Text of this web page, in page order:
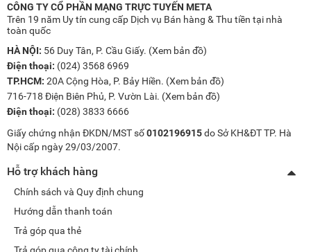
CÔNG TY CỔ PHẦN MẠNG TRỰC TUYẾN META
Trên 19 năm Uy tín cung cấp Dịch vụ Bán hàng & Thu tiền tại nhà
toàn quốc
HÀ NỘI: 56 Duy Tân, P. Cầu Giấy. (Xem bản đồ)
Điện thoại: (024) 3568 6969
TP.HCM: 20A Cộng Hòa, P. Bảy Hiền. (Xem bản đồ)
716-718 Điện Biên Phủ, P. Vườn Lài. (Xem bản đồ)
Điện thoại: (028) 3833 6666
Giấy chứng nhận ĐKDN/MST số0102196915do Sở KH&ĐT TP. Hà
Nội cấp ngày 29/03/2007.
Hỗ trợ khách hàng
Chính sách và Quy định chung
Hướng dẫn thanh toán
Trả góp qua thẻ